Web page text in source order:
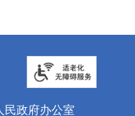
民政府办公室